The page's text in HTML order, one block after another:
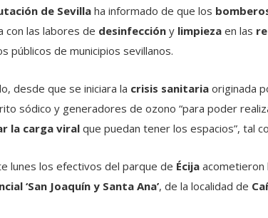
de Sevilla ha informado de que los
con las labores de desinfección y limpieza en las
públicos de municipios sevillanos.
desde que se iniciara la crisis sanitaria originada
sódico y generadores de ozono “para poder
la carga viral que puedan tener los espacios”, tal
lunes los efectivos del parque de Écija acometieron
‘San Joaquín y Santa Ana’, de la localidad de